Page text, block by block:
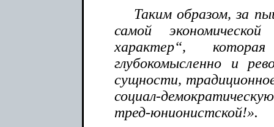
Таким образом, за
самой
характер“,
глубокомысленно и
сущности,
социал-
тред-юнионистской!».